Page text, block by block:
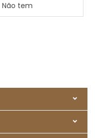
Não tem